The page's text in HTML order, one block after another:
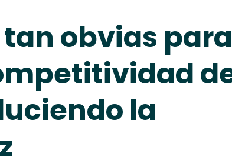
tan obvias
la